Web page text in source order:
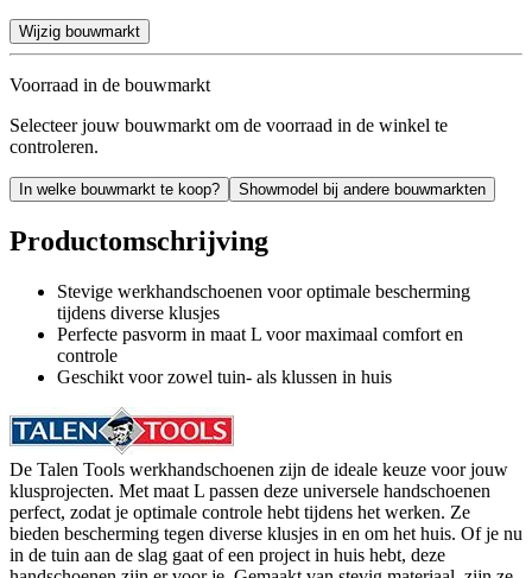
Wijzig bouwmarkt
Voorraad in de bouwmarkt
Selecteer jouw bouwmarkt om de voorraad in de winkel te
controleren.
In welke bouwmarkt te koop? Showmodel bij andere bouwmarkten
Productomschrijving
Stevige werkhandschoenen voor optimale bescherming
tijdens diverse klusjes
Perfecte pasvorm in maat L voor maximaal comfort en
controle
Geschikt voor zowel tuin- als klussen in huis
De Talen Tools werkhandschoenen zijn de ideale keuze voor jouw
klusprojecten. Met maat L passen deze universele handschoenen
perfect, zodat je optimale controle hebt tijdens het werken. Ze
bieden bescherming tegen diverse klusjes in en om het huis. Of je nu
in de tuin aan de slag gaat of een project in huis hebt, deze